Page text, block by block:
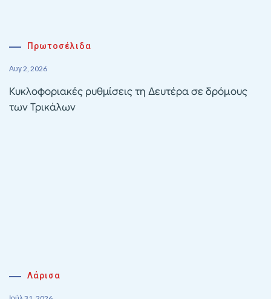
Πρωτοσέλιδα
Αυγ 2, 2026
Κυκλοφοριακές ρυθμίσεις τη Δευτέρα σε δρόμους
των Τρικάλων
Λάρισα